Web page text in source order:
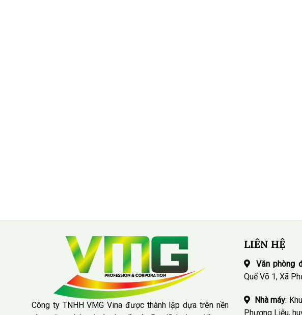
Công ty TNHH VMG Vina được thành lập dựa trên nền
LIÊN HỆ
Văn phòng
Quế Võ 1, Xã
Nhà máy:
Phương Liễu,